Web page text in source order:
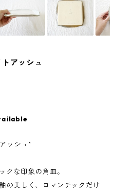
アッシュ
ッシュ”
クな印象の角皿。
の美しく、ロマンチックだけ